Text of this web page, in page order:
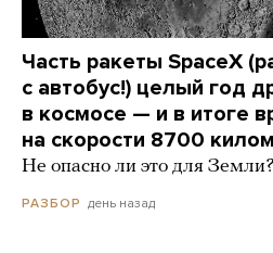
Часть ракеты SpaceX
с автобус!) целый год
в космосе — и в итоге
на скорости 8700
Не опасно ли это для Земли?
РАЗБОР день назад